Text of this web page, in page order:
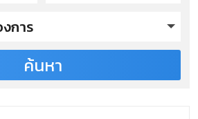
การ
ค้นหา